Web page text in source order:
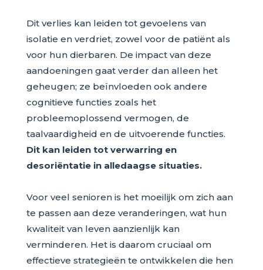
Dit verlies kan leiden tot gevoelens van
isolatie en verdriet, zowel voor de patiënt als
voor hun dierbaren. De impact van deze
aandoeningen gaat verder dan alleen het
geheugen; ze beïnvloeden ook andere
cognitieve functies zoals het
probleemoplossend vermogen, de
taalvaardigheid en de uitvoerende functies.
Dit kan leiden tot verwarring en
desoriëntatie in alledaagse situaties.
Voor veel senioren is het moeilijk om zich aan
te passen aan deze veranderingen, wat hun
kwaliteit van leven aanzienlijk kan
verminderen. Het is daarom cruciaal om
effectieve strategieën te ontwikkelen die hen